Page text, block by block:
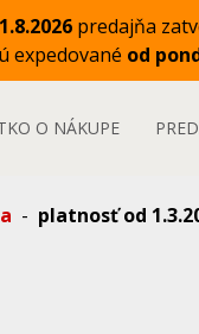
predajňa
expedované od
O NÁKUPE
- platnosť od